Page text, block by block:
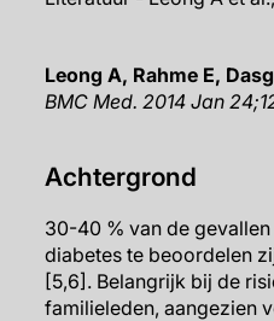
Leong A, Rahme E,
BMC Med. 2014 Jan
Achtergrond
30-40 % van de
diabetes te beoordelen
[5,6]. Belangrijk bij de
familieleden, aangezien